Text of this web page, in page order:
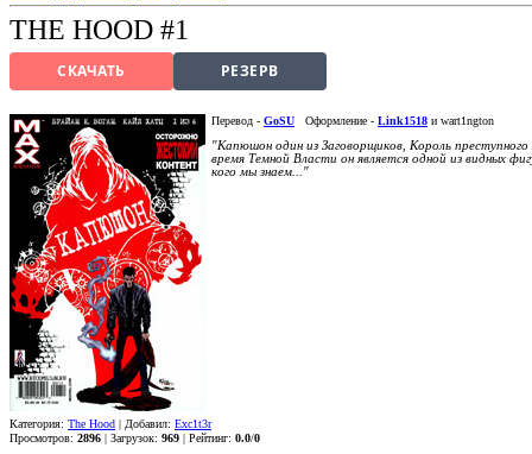
THE HOOD #1
СКАЧАТЬ РЕЗЕРВ
Перевод - GoSU Оформление - Link1518 и wart1ngton
"Капюшон один из Заговорщиков, Король преступного
время Темной Власти он является одной из видных
кого мы знаем..."
Категория: The Hood | Добавил: Exc1t3r
Просмотров: 2896 | Загрузок: 969 | Рейтинг: 0.0/0